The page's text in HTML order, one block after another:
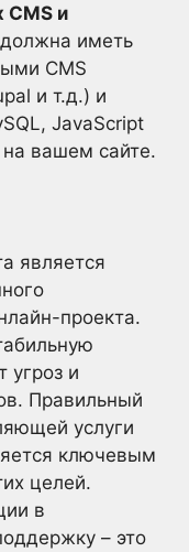
CMS и
иметь
CMS
и т.д.) и
JavaScript
вашем сайте.
является
проекта.
угроз и
Правильный
услуги
ключевым
целей.
в
– это